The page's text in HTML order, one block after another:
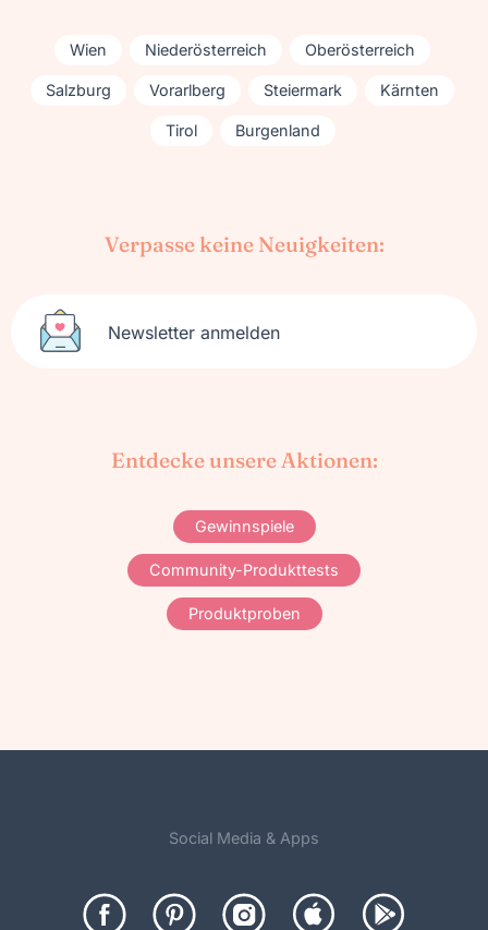
Wien Niederösterreich Oberösterreich
Salzburg Vorarlberg Steiermark Kärnten
Tirol Burgenland
Verpasse keine Neuigkeiten:
Newsletter anmelden
Entdecke unsere Aktionen:
Gewinnspiele
Community-Produkttests
Produktproben
Social Media & Apps